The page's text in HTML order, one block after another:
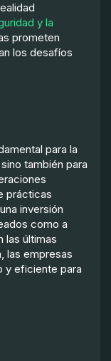
y la
prometen
los desafíos
para la
también para
prácticas
inversión
como a
las últimas
las empresas
y eficiente para